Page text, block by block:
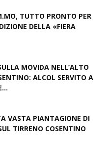
TUTTO PRONTO PER
DELLA «FIERA
MOVIDA NELL’ALTO
ALCOL SERVITO A
VASTA PIANTAGIONE DI
TIRRENO COSENTINO